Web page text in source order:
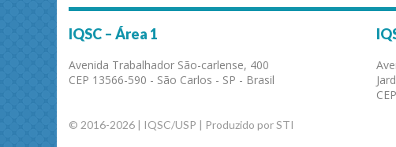
IQSC – Área 1
Avenida Trabalhador São-carlense, 400
CEP 13566-590 - São Carlos - SP - Brasil
© 2016-2026 | IQSC/USP | Produzido por STI